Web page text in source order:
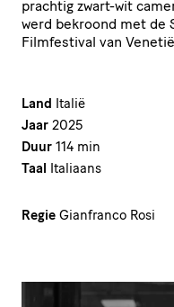
prachtig zwart-wit
werd bekroond met de
Filmfestival van
Land Italië
Jaar 2025
Duur 114 min
Taal Italiaans
Regie Gianfranco Rosi